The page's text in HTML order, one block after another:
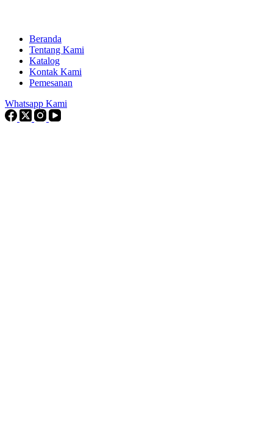
Beranda
Tentang Kami
Katalog
Kontak Kami
Pemesanan
Whatsapp Kami